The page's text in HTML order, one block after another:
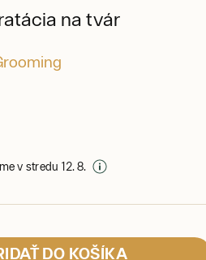
na tvár
v stredu 12. 8.
DO KOŠÍKA